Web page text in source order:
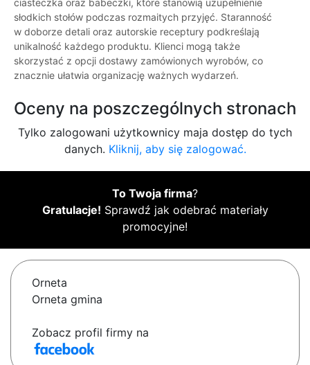
ciasteczka oraz babeczki, które stanowią uzupełnienie
słodkich stołów podczas rozmaitych przyjęć. Staranność
w doborze detali oraz autorskie receptury podkreślają
unikalność każdego produktu. Klienci mogą także
skorzystać z opcji dostawy zamówionych wyrobów, co
znacznie ułatwia organizację ważnych wydarzeń.
Oceny na poszczególnych stronach
Tylko zalogowani użytkownicy maja dostęp do tych
danych. Kliknij, aby się zalogować.
To Twoja firma?
Gratulacje! Sprawdź jak odebrać materiały
promocyjne!
Orneta
Orneta gmina
Zobacz profil firmy na